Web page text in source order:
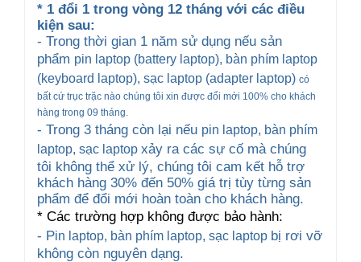
* 1 đổi 1 trong vòng 12 tháng với các điều
kiện sau:
- Trong thời gian 1 năm sử dụng nếu sản
phẩm pin laptop (battery laptop), bàn phím laptop
(keyboard laptop), sạc laptop (adapter laptop) có
bất cứ trục trặc nào chúng tôi xin được đổi mới 100% cho khách
hàng trong 09 tháng.
- Trong 3 tháng còn lại nếu pin laptop, bàn phím
laptop, sạc laptop xảy ra các sự cố mà chúng
tôi không thể xử lý, chúng tôi cam kết hỗ trợ
khách hàng 30% đến 50% giá trị tùy từng sản
phẩm để đổi mới hoàn toàn cho khách hàng.
* Các trường hợp không được bảo hành:
- Pin laptop, bàn phím laptop, sạc laptop bị rơi vỡ
không còn nguyên dạng.